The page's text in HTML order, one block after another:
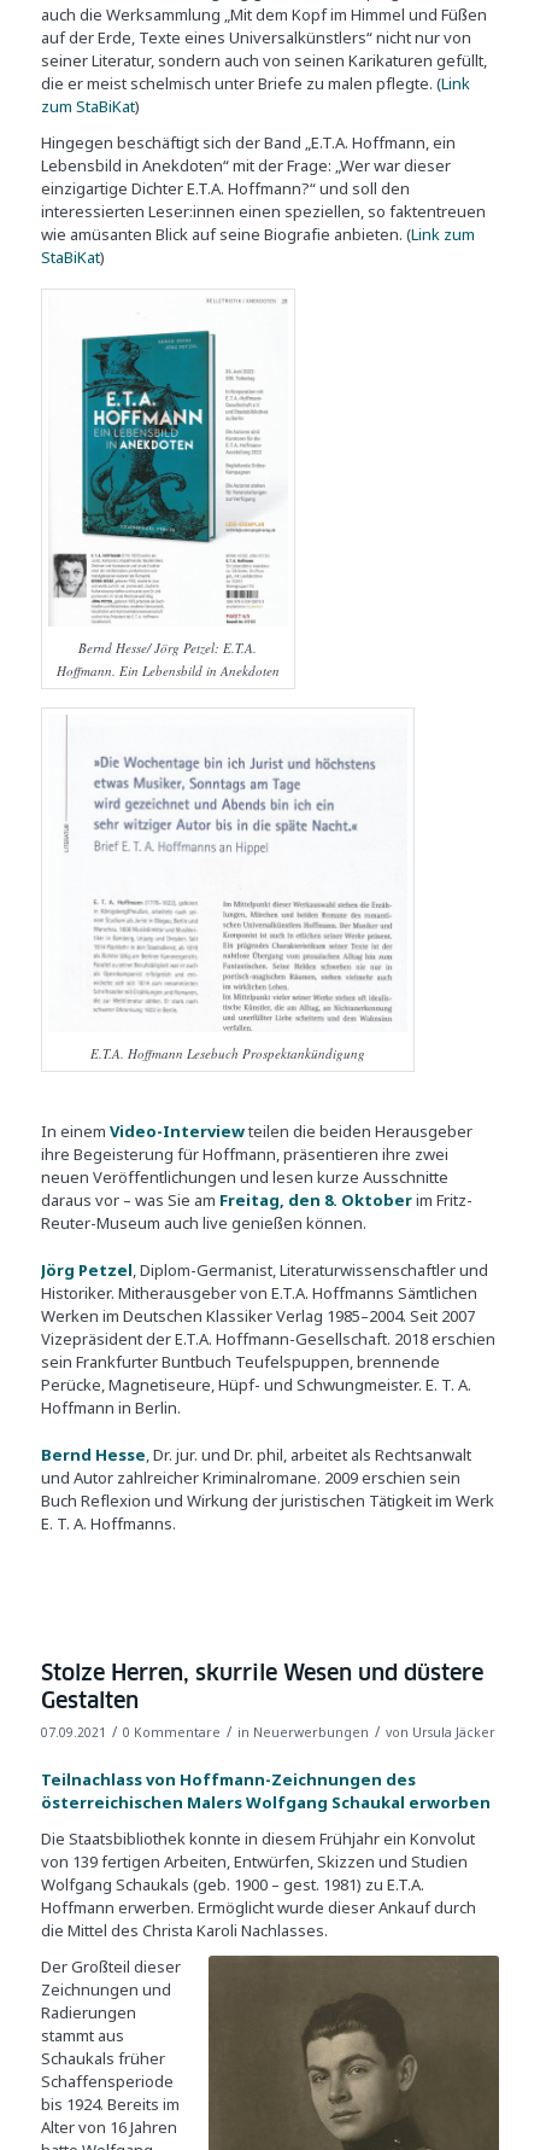
auch die Werksammlung „Mit dem Kopf im Himmel und Füßen
auf der Erde, Texte eines Universalkünstlers“ nicht nur von
seiner Literatur, sondern auch von seinen Karikaturen gefüllt,
die er meist schelmisch unter Briefe zu malen pflegte. (Link
zum StaBiKat)
Hingegen beschäftigt sich der Band „E.T.A. Hoffmann, ein
Lebensbild in Anekdoten“ mit der Frage: „Wer war dieser
einzigartige Dichter E.T.A. Hoffmann?“ und soll den
interessierten Leser:innen einen speziellen, so faktentreuen
wie amüsanten Blick auf seine Biografie anbieten. (Link zum
StaBiKat)
Bernd Hesse/ Jörg Petzel: E.T.A.
Hoffmann. Ein Lebensbild in Anekdoten
E.T.A. Hoffmann Lesebuch Prospektankündigung
In einem Video-Interviewteilen die beiden Herausgeber
ihre Begeisterung für Hoffmann, präsentieren ihre zwei
neuen Veröffentlichungen und lesen kurze Ausschnitte
daraus vor – was Sie am Freitag, den 8. Oktoberim Fritz-
Reuter-Museum auch live genießen können.
Jörg Petzel, Diplom-Germanist, Literaturwissenschaftler und
Historiker. Mitherausgeber von E.T.A. Hoffmanns Sämtlichen
Werken im Deutschen Klassiker Verlag 1985–2004. Seit 2007
Vizepräsident der E.T.A. Hoffmann-Gesellschaft. 2018 erschien
sein Frankfurter Buntbuch Teufelspuppen, brennende
Perücke, Magnetiseure, Hüpf- und Schwungmeister. E. T. A.
Hoffmann in Berlin.
Bernd Hesse, Dr. jur. und Dr. phil, arbeitet als Rechtsanwalt
und Autor zahlreicher Kriminalromane. 2009 erschien sein
Buch Reflexion und Wirkung der juristischen Tätigkeit im Werk
E. T. A. Hoffmanns.
Stolze Herren, skurrile Wesen und düstere
Gestalten
07.09.2021 / 0 Kommentare / in Neuerwerbungen / von Ursula Jäcker
Teilnachlass von Hoffmann-Zeichnungen des
österreichischen Malers Wolfgang Schaukal erworben
Die Staatsbibliothek konnte in diesem Frühjahr ein Konvolut
von 139 fertigen Arbeiten, Entwürfen, Skizzen und Studien
Wolfgang Schaukals (geb. 1900 – gest. 1981) zu E.T.A.
Hoffmann erwerben. Ermöglicht wurde dieser Ankauf durch
die Mittel des Christa Karoli Nachlasses.
Der Großteil dieser
Zeichnungen und
Radierungen
stammt aus
Schaukals früher
Schaffensperiode
bis 1924. Bereits im
Alter von 16 Jahren